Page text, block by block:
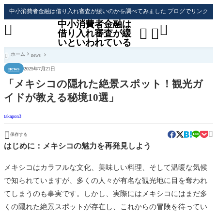
中小消費者金融は借り入れ審査が緩いのかを調べてみました ブログでリンク
中小消費者金融は
借り入れ審査が緩
いといわれている
 

 ホーム news
news 2025年7月21日
「メキシコの隠れた絶景スポット！観光ガ
イドが教える秘境10選」
takapon3
 保存する 
はじめに：メキシコの魅力を再発見しよう
メキシコはカラフルな文化、美味しい料理、そして温暖な気候
で知られていますが、多くの人々が有名な観光地に目を奪われ
てしまうのも事実です。しかし、実際にはメキシコにはまだ多
くの隠れた絶景スポットが存在し、これからの冒険を待ってい